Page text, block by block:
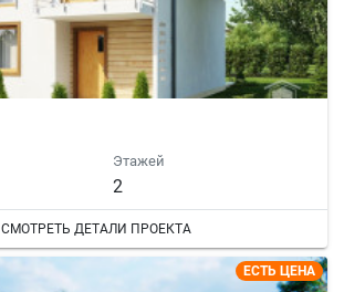
Этажей
2
СМОТРЕТЬ ДЕТАЛИ ПРОЕКТА
ЕСТЬ ЦЕНА